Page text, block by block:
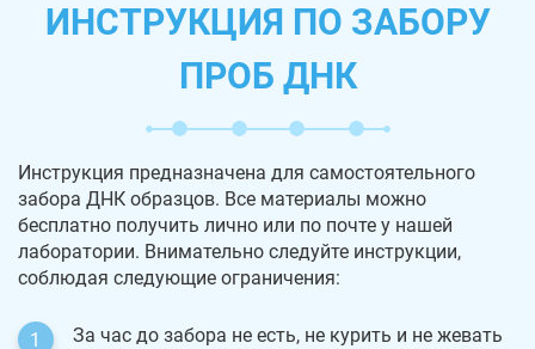
ИНСТРУКЦИЯ ПО ЗАБОРУ
ПРОБ ДНК
Инструкция предназначена для самостоятельного
забора ДНК образцов. Все материалы можно
бесплатно получить лично или по почте у нашей
лаборатории. Внимательно следуйте инструкции,
соблюдая следующие ограничения:
За час до забора не есть, не курить и не жевать